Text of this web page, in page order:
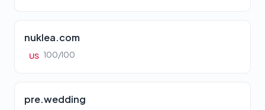
nuklea.com
US 100/100
pre.wedding